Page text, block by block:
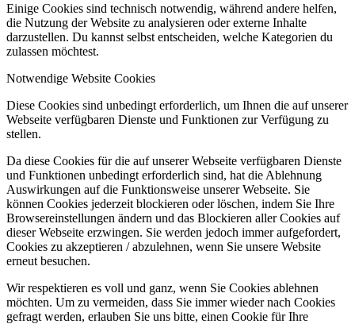
Einige Cookies sind technisch notwendig, während andere helfen,
die Nutzung der Website zu analysieren oder externe Inhalte
darzustellen. Du kannst selbst entscheiden, welche Kategorien du
zulassen möchtest.
Notwendige Website Cookies
Diese Cookies sind unbedingt erforderlich, um Ihnen die auf unserer
Webseite verfügbaren Dienste und Funktionen zur Verfügung zu
stellen.
Da diese Cookies für die auf unserer Webseite verfügbaren Dienste
und Funktionen unbedingt erforderlich sind, hat die Ablehnung
Auswirkungen auf die Funktionsweise unserer Webseite. Sie
können Cookies jederzeit blockieren oder löschen, indem Sie Ihre
Browsereinstellungen ändern und das Blockieren aller Cookies auf
dieser Webseite erzwingen. Sie werden jedoch immer aufgefordert,
Cookies zu akzeptieren / abzulehnen, wenn Sie unsere Website
erneut besuchen.
Wir respektieren es voll und ganz, wenn Sie Cookies ablehnen
möchten. Um zu vermeiden, dass Sie immer wieder nach Cookies
gefragt werden, erlauben Sie uns bitte, einen Cookie für Ihre